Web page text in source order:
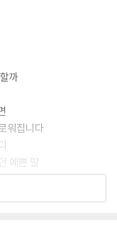
까
워집니다
예쁜 말
내는 법